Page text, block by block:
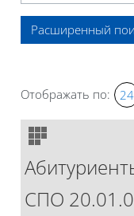
Расширенный
Отображать по: 24
СПО